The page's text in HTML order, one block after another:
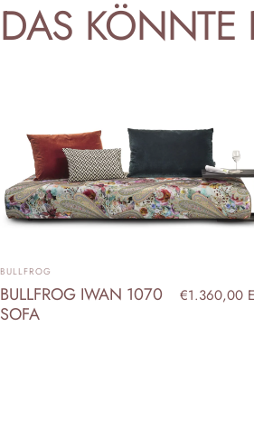
DAS KÖNNTE
ANBIETER:
BULLFROG
BULLFROG IWAN 1070
SOFA
€1.360,00